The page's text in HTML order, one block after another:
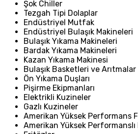
Şok Chiller
Tezgah Tipi Dolaplar
Endüstriyel Mutfak
Endüstriyel Bulaşık Makineleri
Bulaşık Yıkama Makineleri
Bardak Yıkama Makineleri
Kazan Yıkama Makinesi
Bulaşık Basketleri ve Arıtmalar
Ön Yıkama Duşları
Pişirme Ekipmanları
Elektrikli Kuzineler
Gazlı Kuzineler
Amerikan Yüksek Performans
Amerikan Yüksek